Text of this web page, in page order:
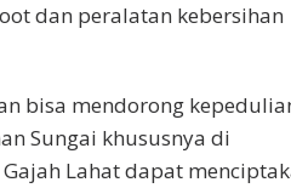
dan peralatan kebersihan
bisa mendorong
Sungai khususnya di
Lahat dapat